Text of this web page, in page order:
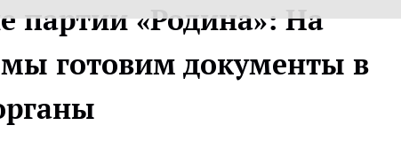
партии «Родина»: На
готовим документы в